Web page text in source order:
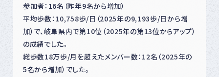
参加者：16名（昨年9名から増加）
平均歩数：10,758歩/日（2025年の9,193歩/日から増
加）で、岐阜県内で第10位（2025年の第13位からアップ）
の成績でした。
総歩数18万歩/月を超えたメンバー数：12名（2025年の
5名から増加）でした。